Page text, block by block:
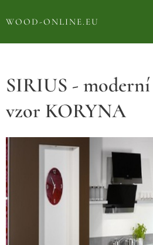
WOOD-ONLINE.EU
SIRIUS -
vzor KORYNA